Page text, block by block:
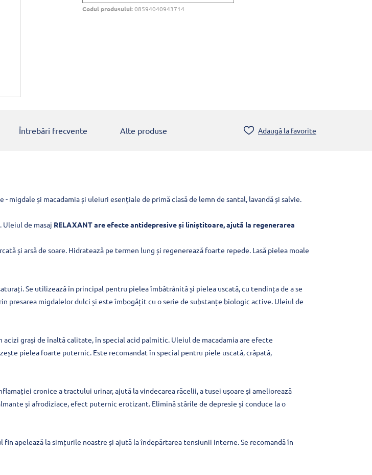
Codul produsului:08594040943714
Întrebări frecvente Alte produse Adaugă la favorite
și macadamia și uleiuri esențiale de primă clasă de lemn de santal, lavandă și salvie.
de masaj RELAXANT are efecte antidepresive și liniștitoare, ajută la regenerarea
și arsă de soare. Hidratează pe termen lung și regenerează foarte repede. Lasă pielea moale
Se utilizează în principal pentru pielea îmbătrânită și pielea uscată, cu tendința de a se
presarea migdalelor dulci și este îmbogățit cu o serie de substanțe biologic active. Uleiul de
grași de înaltă calitate, în special acid palmitic. Uleiul de macadamia are efecte
pielea foarte puternic. Este recomandat în special pentru piele uscată, crăpată,
cronice a tractului urinar, ajută la vindecarea răcelii, a tusei ușoare și ameliorează
și afrodiziace, efect puternic erotizant. Elimină stările de depresie și conduce la o
fin apelează la simțurile noastre și ajută la îndepărtarea tensiunii interne. Se recomandă în